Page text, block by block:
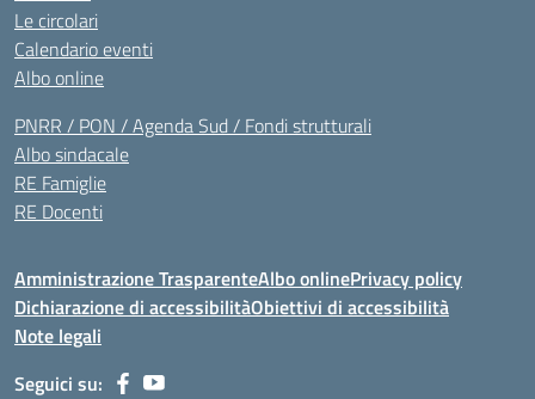
Le circolari
Calendario eventi
Albo online
PNRR / PON / Agenda Sud / Fondi strutturali
Albo sindacale
RE Famiglie
RE Docenti
Amministrazione TrasparenteAlbo onlinePrivacy policy
Dichiarazione di accessibilitàObiettivi di accessibilità
Note legali
Seguici su: